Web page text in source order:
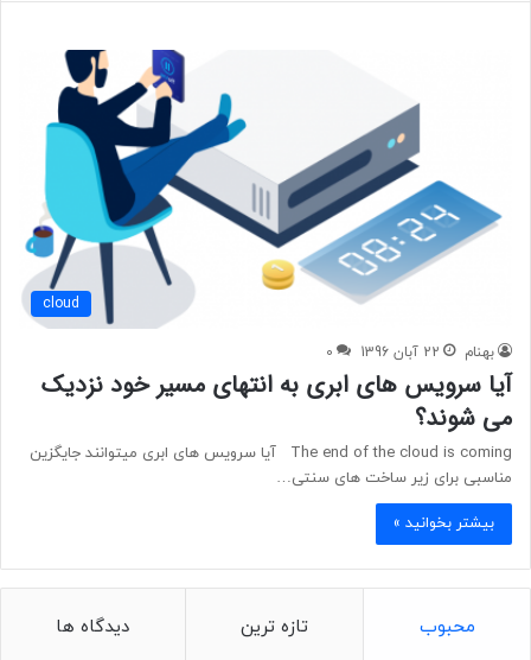
cloud
بهنام 22 آبان 1396 0
آیا سرویس های ابری به انتهای مسیر خود نزدیک
می شوند؟
The end of the cloud is coming آیا سرویس های ابری میتوانند جایگزین
مناسبی برای زیر ساخت های سنتی…
بیشتر بخوانید »
محبوب تازه ترین دیدگاه ها